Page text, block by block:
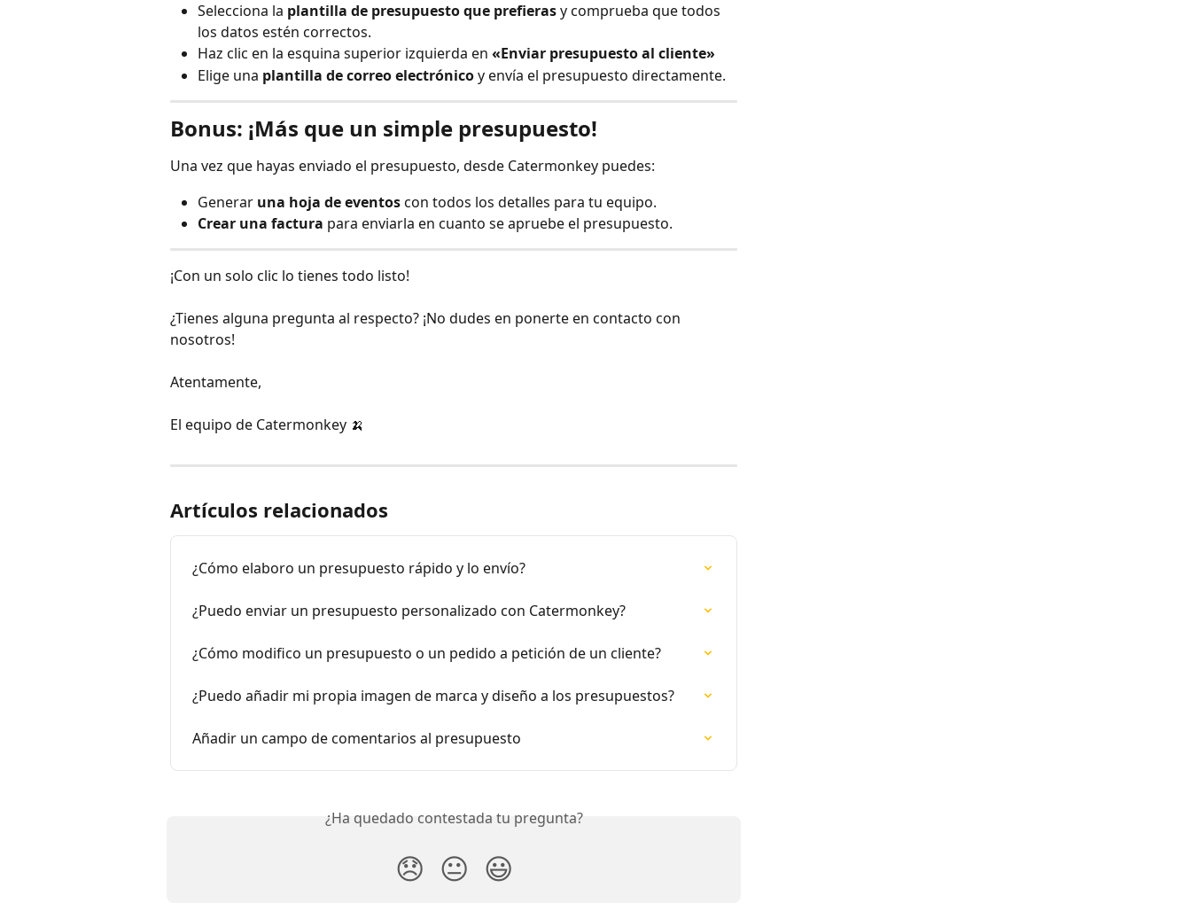
Selecciona la plantilla de presupuesto que prefieras y comprueba que todos
los datos estén correctos.
Haz clic en la esquina superior izquierda en «Enviar presupuesto al cliente»
Elige una plantilla de correo electrónico y envía el presupuesto directamente.
Bonus: ¡Más que un simple presupuesto!
Una vez que hayas enviado el presupuesto, desde Catermonkey puedes:
Generar una hoja de eventos con todos los detalles para tu equipo.
Crear una factura para enviarla en cuanto se apruebe el presupuesto.
¡Con un solo clic lo tienes todo listo!
¿Tienes alguna pregunta al respecto? ¡No dudes en ponerte en contacto con
nosotros!
Atentamente,
El equipo de Catermonkey 🍌
Artículos relacionados
¿Cómo elaboro un presupuesto rápido y lo envío?
¿Puedo enviar un presupuesto personalizado con Catermonkey?
¿Cómo modifico un presupuesto o un pedido a petición de un cliente?
¿Puedo añadir mi propia imagen de marca y diseño a los presupuestos?
Añadir un campo de comentarios al presupuesto
¿Ha quedado contestada tu pregunta?
😞 😐 😃